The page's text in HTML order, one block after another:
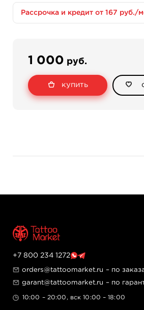
4RLB – пайка 4 иглы контурная,
5RLB – пайка 5 игл контурная,
Рассрочка и кредит от 167 руб./
1 000 руб.
купить
+7 800 234 1272
orders@tattoomarket.ru – по
garant@tattoomarket.ru – по
10:00 – 20:00, вск 10:00 – 18:00